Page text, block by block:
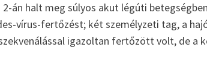
án halt meg súlyos akut légúti
vírus-fertőzést; két személyzeti tag, a
igazoltan fertőzött volt, de a